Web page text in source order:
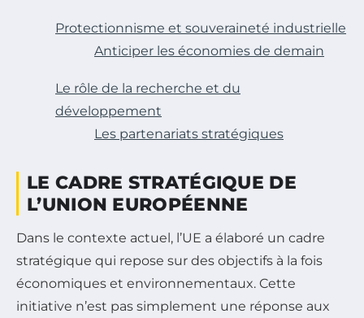
Protectionnisme et souveraineté industrielle
Anticiper les économies de demain
Le rôle de la recherche et du
développement
Les partenariats stratégiques
LE CADRE STRATÉGIQUE DE
L’UNION EUROPÉENNE
Dans le contexte actuel, l’UE a élaboré un cadre
stratégique qui repose sur des objectifs à la fois
économiques et environnementaux. Cette
initiative n’est pas simplement une réponse aux